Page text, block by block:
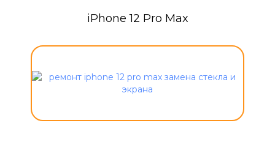
iPhone 12 Pro Max